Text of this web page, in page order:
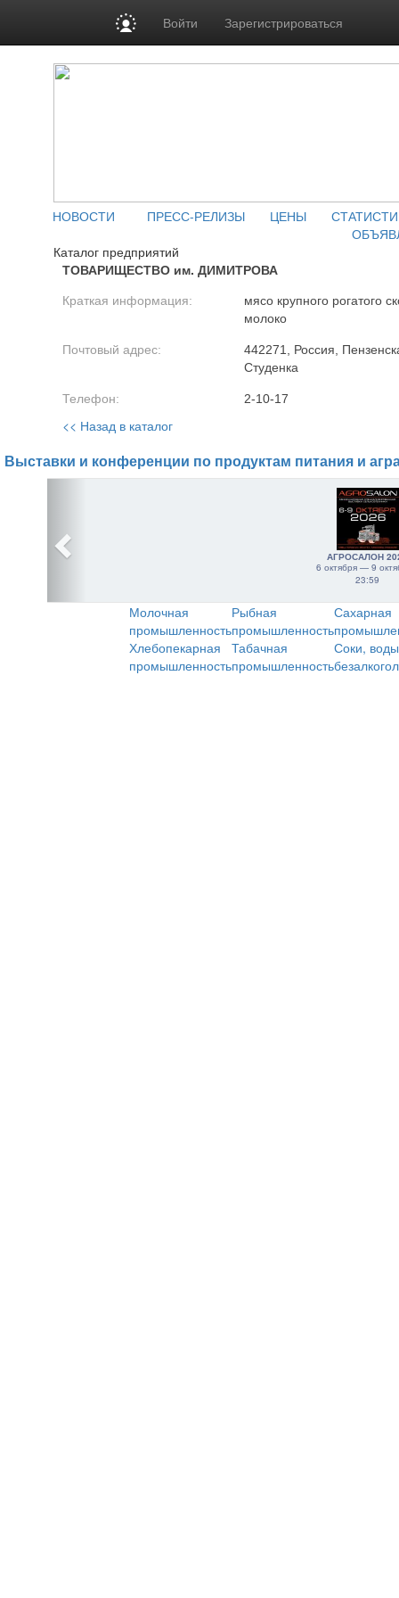
Войти Зарегистрироваться
НОВОСТИ ПРЕСС-РЕЛИЗЫ ЦЕНЫ
Каталог предприятий
ТОВАРИЩЕСТВО им. ДИМИТРОВА
Краткая информация:
мясо крупного рогатого
молоко
Почтовый адрес:
442271, Россия,
Студенка
Телефон: 2-10-17
<< Назад в каталог
Выставки и конференции по продуктам питания и
АГРОСАЛОН
6 октября — 9
23:59
Молочная
промышленность
Рыбная
промышленность
Сахарная
Хлебопекарная
промышленность
Табачная
промышленность
Соки,